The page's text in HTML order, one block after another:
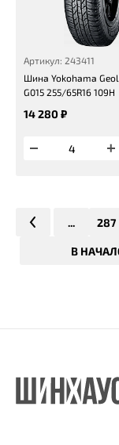
Артикул: 243411
Шина Yokohama
G015 255/65R16 109H
14 280 ₽
В
... 287